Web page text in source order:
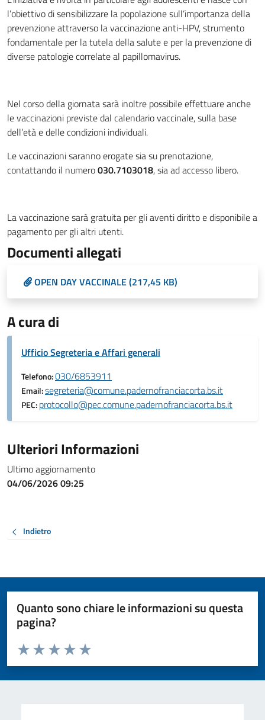
l’obiettivo di sensibilizzare la popolazione sull’importanza della
prevenzione attraverso la vaccinazione anti-HPV, strumento
fondamentale per la tutela della salute e per la prevenzione di
diverse patologie correlate al papillomavirus.
Nel corso della giornata sarà inoltre possibile effettuare anche
le vaccinazioni previste dal calendario vaccinale, sulla base
dell’età e delle condizioni individuali.
Le vaccinazioni saranno erogate sia su prenotazione,
contattando il numero030.7103018, sia ad accesso libero.
La vaccinazione sarà gratuita per gli aventi diritto e disponibile a
pagamento per gli altri utenti.
Documenti allegati
OPEN DAY VACCINALE (217,45 KB)
A cura di
Ufficio Segreteria e Affari generali
Telefono:030/6853911
Email:segreteria@comune.padernofranciacorta.bs.it
PEC:protocollo@pec.comune.padernofranciacorta.bs.it
Ulteriori Informazioni
Ultimo aggiornamento
04/06/2026 09:25
Indietro
Quanto sono chiare le informazioni su questa
pagina?
Valuta da 1 a 5 stelle la pagina
Valuta 5 stelle su 5
Valuta 4 stelle su 5
Valuta 3 stelle su 5
Valuta 2 stelle su 5
Valuta 1 stelle su 5